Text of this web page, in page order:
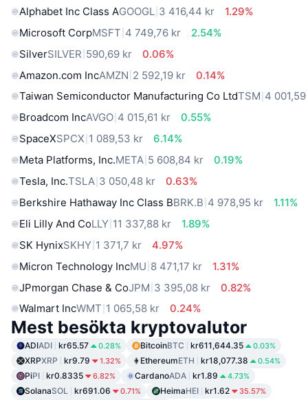
Alphabet Inc Class AGOOGL 3 416,44 kr
1.29%
Microsoft CorpMSFT 4 749,76 kr
2.54%
SilverSILVER 590,69 kr
0.06%
Amazon.com IncAMZN 2 592,19 kr
0.14%
Taiwan Semiconductor Manufacturing Co LtdTSM 4
Broadcom IncAVGO 4 015,61 kr
0.55%
SpaceXSPCX 1 089,53 kr
6.14%
Meta Platforms, Inc.META 5 608,84 kr
0.19%
Tesla, Inc.TSLA 3 050,48 kr
0.63%
Berkshire Hathaway Inc Class BBRK.B 4 978,95 kr
1.11%
Eli Lilly And CoLLY 11 337,88 kr
1.89%
SK HynixSKHY 1 371,7 kr
4.97%
Micron Technology IncMU 8 471,17 kr
1.31%
JPmorgan Chase & CoJPM 3 395,08 kr
0.82%
Walmart IncWMT 1 065,58 kr 0.24%
Mest besökta kryptovalutor
ADIADI kr65.57 0.28% BitcoinBTC kr611,644.35 0.03%
XRPXRP kr9.79 1.32% EthereumETH kr18,077.38 0.54%
PiPI kr0.8335 6.82% CardanoADA kr1.89 4.73%
SolanaSOL kr691.06 0.71% HeimaHEI kr1.62 35.57%